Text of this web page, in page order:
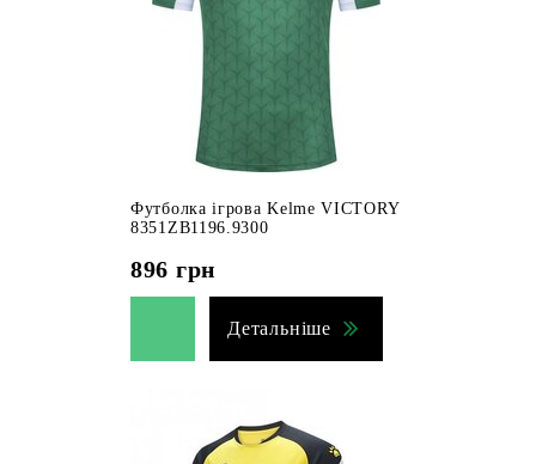
Футболка ігрова Kelme VICTORY
8351ZB1196.9300
896 грн
Детальніше